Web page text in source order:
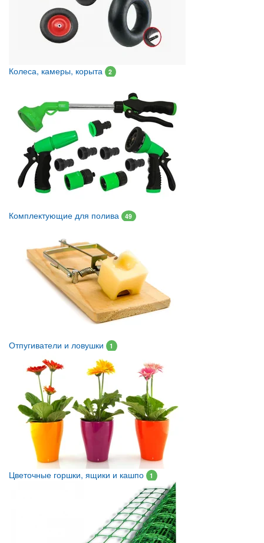
Колеса, камеры, корыта 2
Комплектующие для полива 49
Отпугиватели и ловушки 1
Цветочные горшки, ящики и кашпо 1